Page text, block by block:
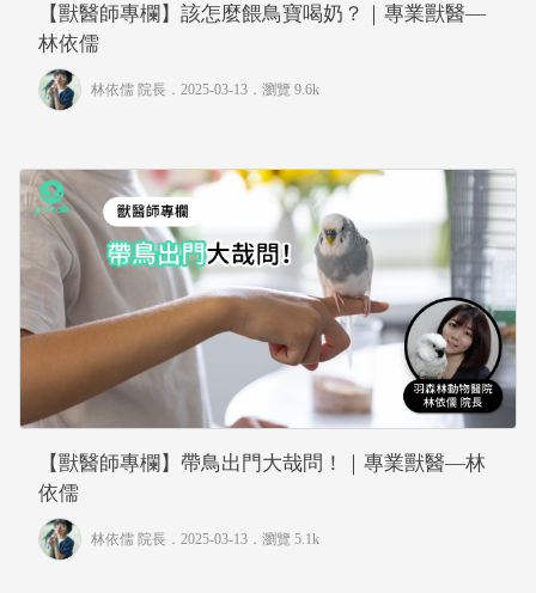
【獸醫師專欄】該怎麼餵鳥寶喝奶？｜專業獸醫—
林依儒
林依儒 院長 ．2025-03-13． 瀏覽 9.6k
【獸醫師專欄】帶鳥出門大哉問！｜專業獸醫—林
依儒
林依儒 院長 ．2025-03-13． 瀏覽 5.1k